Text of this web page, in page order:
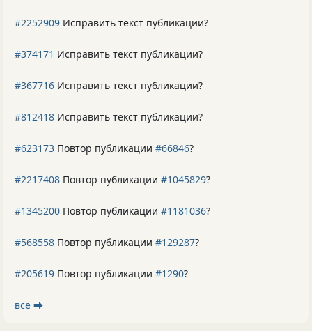
#2252909 Исправить текст публикации?
#374171 Исправить текст публикации?
#367716 Исправить текст публикации?
#812418 Исправить текст публикации?
#623173 Повтор публикации #66846?
#2217408 Повтор публикации #1045829?
#1345200 Повтор публикации #1181036?
#568558 Повтор публикации #129287?
#205619 Повтор публикации #1290?
все ⮕